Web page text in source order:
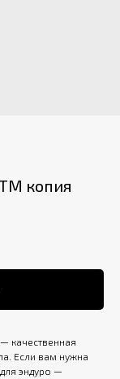
копия
качественная
Если вам нужна
эндуро —